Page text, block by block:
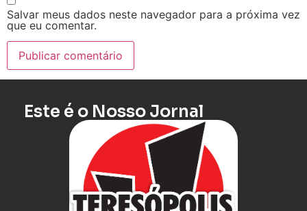
Salvar meus dados neste navegador para a próxima vez
que eu comentar.
Este é o Nosso Jornal